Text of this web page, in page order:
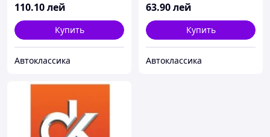
110.10лей
Купить
Автоклассика
63.90лей
Купить
Автоклассика